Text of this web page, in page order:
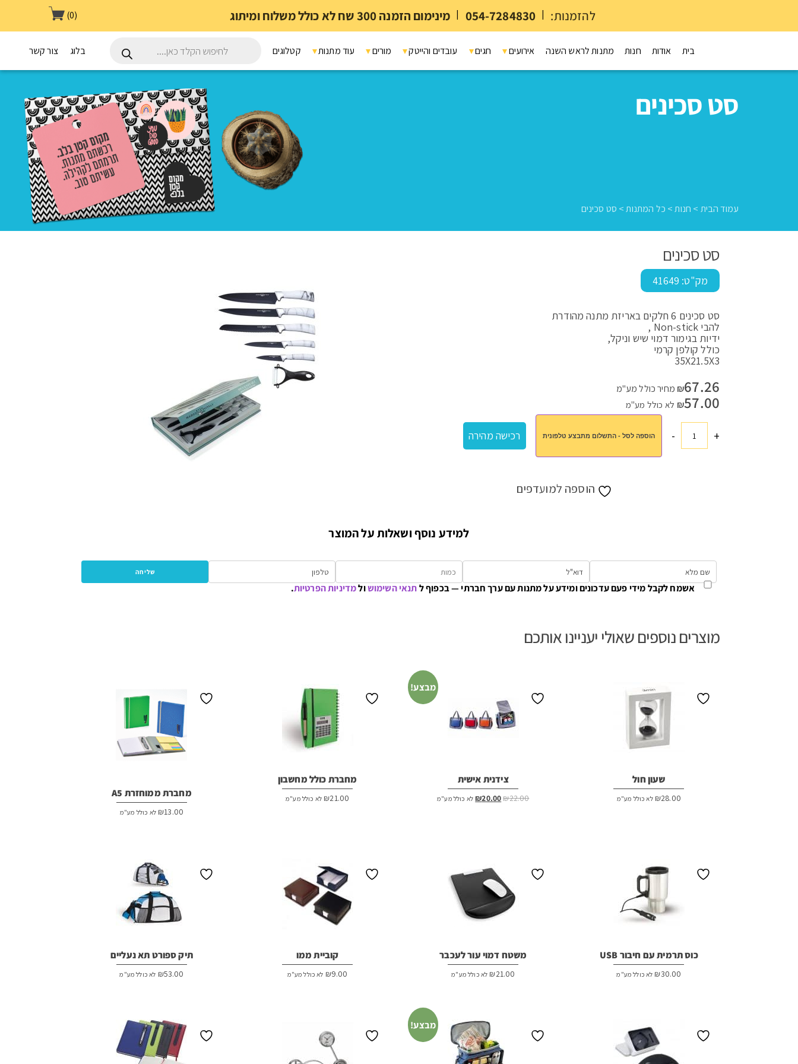
להזמנות: |
054-7284830
| מינימום הזמנה 300 שח לא כולל משלוח ומיתוג (0)
בית אודות חנות מתנות לראש השנה אירועים חגים עובדים והייטק מורים עוד מתנות קטלוגים בלוג צור קשר
סט סכינים
עמוד הבית > חנות> כל המתנות> סט סכינים
חנות>כל המתנות>סט סכינים
סט סכינים
מק"ט: 41649
סט סכינים 6 חלקים באריזת מתנה מהודרת
להבי Non-stick ,
ידיות בגימור דמוי שיש וניקל,
כולל קולפן קרמי
35X21.5X3
₪67.26
מחיר כולל מע"מ
₪57.00 לא כולל מע"מ
+כמות
- הוספה לסל - התשלום מתבצע טלפונית רכישה מהירה
הוספה למועדפים
למידע נוסף ושאלות על המוצר
אשמח לקבל מידי פעם עדכונים ומידע על מתנות עם ערך חברתי — בכפוף לתנאי השימושולמדיניות הפרטיות.
מוצרים נוספים שאולי יעניינו אותכם
שעון חול
₪28.00 לא כולל מע"מ
מבצע!
צידנית אישית
₪22.00
המחיר₪20.00 המחיר
לא כולל מע"מ
מחברת כולל מחשבון
₪21.00 לא כולל מע"מ מחברת ממוחזרת A5
₪13.00 לא כולל מע"מ
כוס תרמית עם חיבור USB
₪30.00 לא כולל מע"מ
משטח דמוי עור לעכבר
₪21.00 לא כולל מע"מ
קוביית ממו
₪9.00 לא כולל מע"מ
תיק ספורט תא נעליים
₪53.00 לא כולל מע"מ
מבצע!